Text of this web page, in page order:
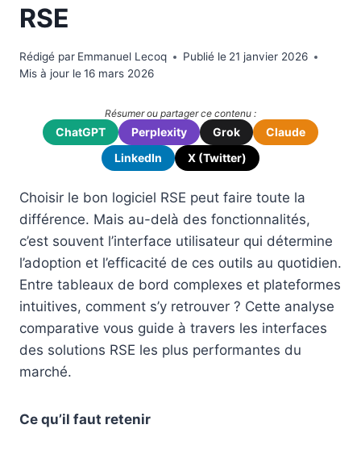
RSE
Rédigé par Emmanuel Lecoq Publié le 21 janvier 2026
Mis à jour le16 mars 2026
Résumer ou partager ce contenu :
ChatGPT Perplexity Grok
Claude
LinkedIn
X (Twitter)
Choisir le bon logiciel RSE peut faire toute la
différence. Mais au-delà des fonctionnalités,
c’est souvent l’interface utilisateur qui détermine
l’adoption et l’efficacité de ces outils au quotidien.
Entre tableaux de bord complexes et plateformes
intuitives, comment s’y retrouver ? Cette analyse
comparative vous guide à travers les interfaces
des solutions RSE les plus performantes du
marché.
Ce qu’il faut retenir